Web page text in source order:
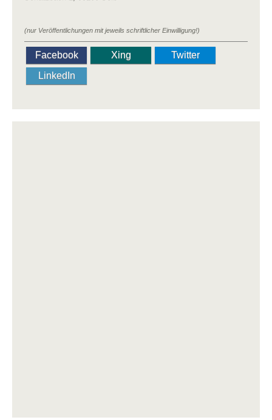
(nur Veröffentlichungen mit jeweils schriftlicher Einwilligung!)
Facebook Xing
Twitter
LinkedIn